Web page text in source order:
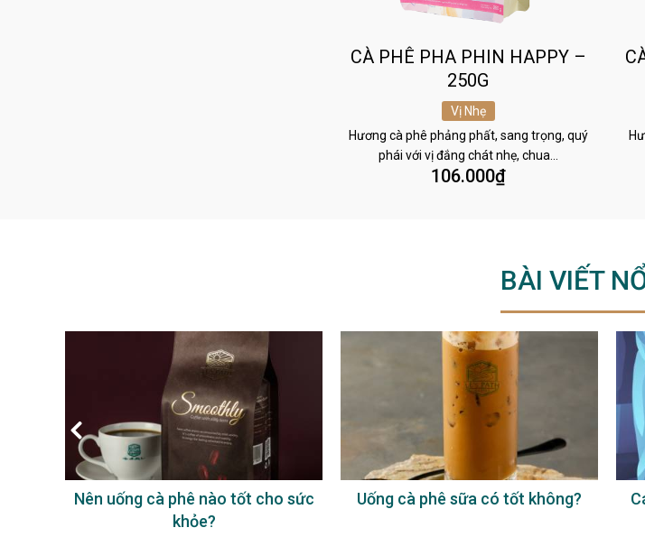
CÀ PHÊ PHA PHIN HAPPY –
250G
Vị Nhẹ
Hương cà phê phảng phất, sang trọng, quý
phái với vị đắng chát nhẹ, chua…
106.000₫
BÀI VIẾT
Nên uống cà phê nào tốt cho sức
khỏe?
Uống cà phê sữa có tốt không?